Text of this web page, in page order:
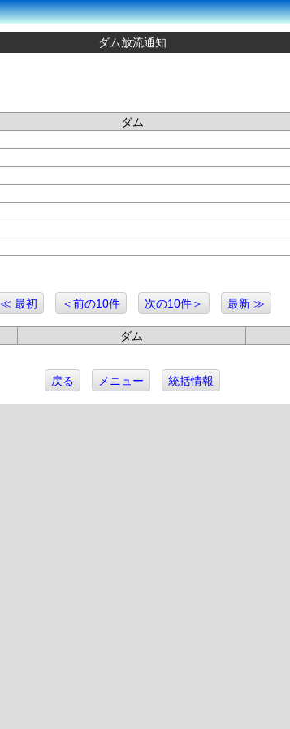
ダム放流通知
ダム
≪ 最初 ＜前の10件 次の10件＞ 最新 ≫
ダム
戻る メニュー 統括情報